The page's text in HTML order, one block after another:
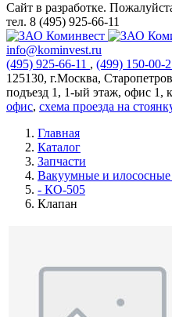
Сайт в разработке.
тел. 8 (495) 925-66-11
info@kominvest.ru
(495) 925-66-11 , (499) 150-00-
125130, г.Москва,
подъезд 1, 1-ый этаж, офис 1,
офис, схема проезда на
Главная
Каталог
Запчасти
Вакуумные и
- КО-505
Клапан